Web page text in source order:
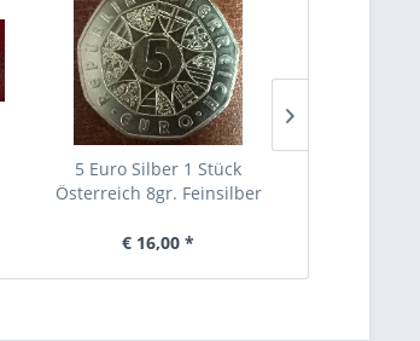
5 Euro Silber 1 Stück
Österreich 8gr. Feinsilber
€ 16,00 *